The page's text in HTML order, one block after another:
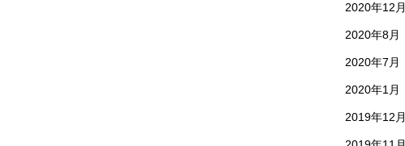
2020年12月
2020年8月
2020年7月
2020年1月
2019年12月